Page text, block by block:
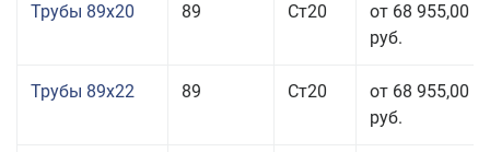
Трубы 89x20 89 Ст20
от 68 955,00
руб.
Трубы 89x22 89 Ст20
от 68 955,00
руб.